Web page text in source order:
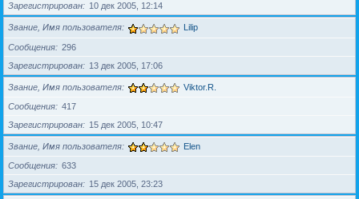
Зарегистрирован
10 дек 2005, 12:14
Звание, Имя пользователя Lilip
Сообщения
296
Зарегистрирован
13 дек 2005, 17:06
Звание, Имя пользователя Viktor.R.
Сообщения
417
Зарегистрирован
15 дек 2005, 10:47
Звание, Имя пользователя Elen
Сообщения
633
Зарегистрирован
15 дек 2005, 23:23